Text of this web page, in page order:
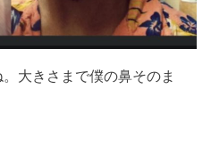
大きさまで僕の鼻そのま